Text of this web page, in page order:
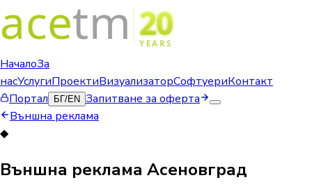
НачалоЗа
насУслугиПроектиВизуализаторСофтуериКонтакт
Портал
БГ/EN
Запитване за оферта
Външна реклама
◆
Външна реклама Асеновград